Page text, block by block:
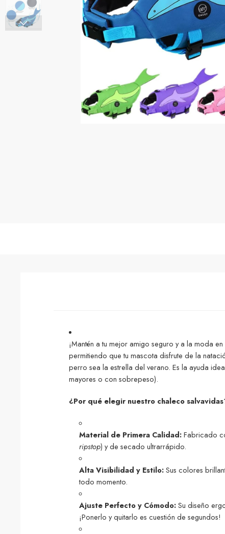
¡Mantén a tu mejor amigo seguro y a la moda
permitiendo que tu mascota disfrute de la
perro sea la estrella del verano. Es la ayuda
mayores o con sobrepeso).
¿Por qué elegir nuestro chaleco
Material de Primera Calidad:Fabricado
ripstop) y de secado ultrarrápido.
Alta Visibilidad y Estilo:Sus colores
todo momento.
Ajuste Perfecto y Cómodo:Su diseño
¡Ponerlo y quitarlo es cuestión de segundos!